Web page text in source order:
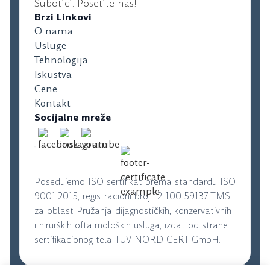
Subotici. Posetite nas!
Brzi Linkovi
O nama
Usluge
Tehnologija
Iskustva
Cene
Kontakt
Socijalne mreže
Posedujemo ISO sertifikat prema standardu ISO
9001:2015, registracioni broj 12 100 59137 TMS
za oblast Pružanja dijagnostičkih, konzervativnih
i hirurških oftalmoloških usluga, izdat od strane
sertifikacionog tela TÜV NORD CERT GmbH.